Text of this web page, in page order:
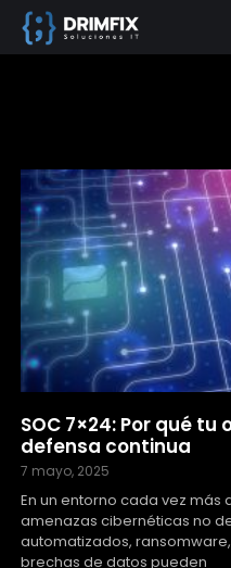
SOC 7×24: Por qué
defensa continua
7 mayo, 2025
En un entorno cada vez más
amenazas cibernéticas no
automatizados,
brechas de datos pueden